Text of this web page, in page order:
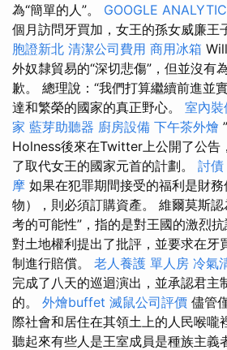
為“簡單的人”。 GOOGLE
個月訪問牙買加，女王的孫女威廉王
胞證新北 清潔公司費用 商用冰箱
外奴隸貿易的“深切悲傷”，但並沒有
歉。 總理說：“我們打算繼續前進並
達和繁榮的國家的真正野心。 室內裝
家 藍芽助聽器 廚房設備 下午茶外燴 ”
Holness後來在Twitter上公開了公告
了取代女王的國家元首的計劃。 討債
摩 如果在犯罪期間接受的福利是財
物），則必須訂購資產。 維爾莫斯
考的可能性”，指的是對王國的激烈
對土地權利提出了批評，並要求在牙
制進行賠償。 老人養護 單人房 冷氣
完成了八天的巡迴演出，並承認君主
的。 外燴buffet 滅鼠公司評價 儘管
際社會和居住在其領土上的人民喉嚨
聽起來有些人是王室成員是種族主義